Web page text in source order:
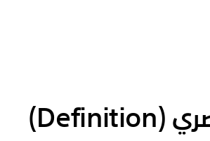
(
Definition
)